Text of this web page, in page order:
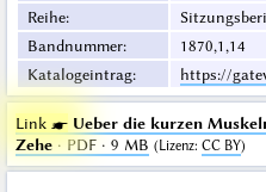
Reihe:
Bandnummer:
1870,1,14
Katalogeintrag: https://
Link ☛ Ueber die kurzen
Zehe· PDF · 9 MB (Lizenz: CC BY)